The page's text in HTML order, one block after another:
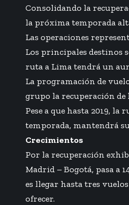
Consolidando la
la próxima temporada
Las operaciones
Los principales destinos
ruta a Lima tendrá un
La programación de
grupo la recuperación de
Pese a que hasta 2019,
temporada, mantendrá
Crecimientos
Por la recuperación
Madrid – Bogotá, pasa a
es llegar hasta tres
ofrecer.